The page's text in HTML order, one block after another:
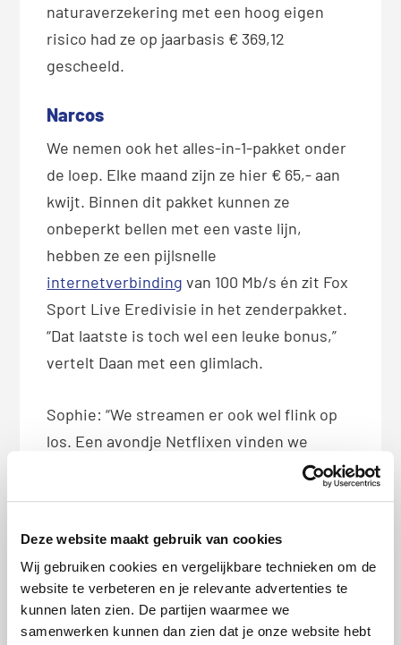
Deze website maakt gebruik van cookies
Wij gebruiken cookies en vergelijkbare technieken om de
website te verbeteren en je relevante advertenties te
kunnen laten zien. De partijen waarmee we
samenwerken kunnen dan zien dat je onze website hebt
naturaverzekering met een hoog eigen
risico had ze op jaarbasis € 369,12
gescheeld.
Narcos
We nemen ook het alles-in-1-pakket onder
de loep. Elke maand zijn ze hier € 65,- aan
kwijt. Binnen dit pakket kunnen ze
onbeperkt bellen met een vaste lijn,
hebben ze een pijlsnelle
internetverbinding van 100 Mb/s én zit Fox
Sport Live Eredivisie in het zenderpakket.
“Dat laatste is toch wel een leuke bonus,”
vertelt Daan met een glimlach.
Sophie: “We streamen er ook wel flink op
los. Een avondje Netflixen vinden we
heerlijk.” Hun favoriete serie? “Narcos! We
heerlijk om op zondag live voetbal te
kunnen kijken. Zeker nu de titelstrijd
tussen Ajax en Feyenoord helemaal is
losgebarsten,” vertelt Daan enthousiast.